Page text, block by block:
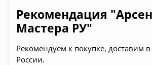
Рекомендация
Мастера РУ"
Рекомендуем к покупке, доставим
России.